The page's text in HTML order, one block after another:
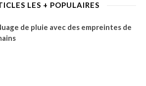
LES + POPULAIRES
de pluie avec des empreintes de